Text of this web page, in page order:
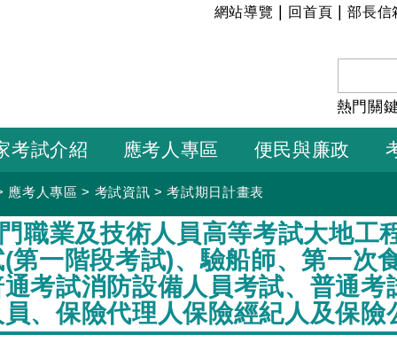
:::
網站導覽 回首頁 |部長信
熱門關
考試介紹 應考人專區 便民與廉政
應考人專區 > 考試資訊 >考試期日計畫表
職業及技術人員高等考試大地工
第一階段考試)、驗船師、第一次
考試消防設備人員考試、普通考
、保險代理人保險經紀人及保險